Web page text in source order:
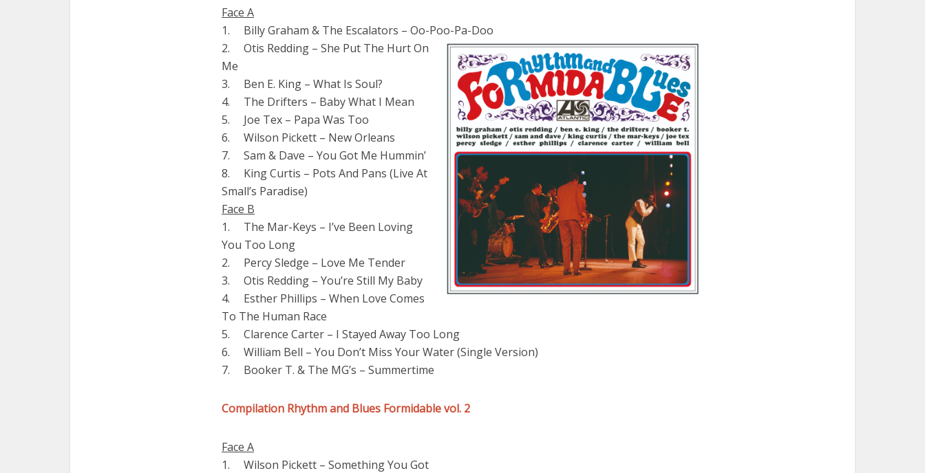
Face A
1. Billy Graham & The Escalators – Oo-Poo-Pa-Doo
2. Otis Redding – She Put The Hurt On
Me
3. Ben E. King – What Is Soul?
4. The Drifters – Baby What I Mean
5. Joe Tex – Papa Was Too
6. Wilson Pickett – New Orleans
7. Sam & Dave – You Got Me Hummin’
8. King Curtis – Pots And Pans (Live At
Small’s Paradise)
Face B
1. The Mar-Keys – I’ve Been Loving
You Too Long
2. Percy Sledge – Love Me Tender
3. Otis Redding – You’re Still My Baby
4. Esther Phillips – When Love Comes
To The Human Race
5. Clarence Carter – I Stayed Away Too Long
6. William Bell – You Don’t Miss Your Water (Single Version)
7. Booker T. & The MG’s – Summertime
Compilation Rhythm and Blues Formidable vol. 2
Face A
1. Wilson Pickett – Something You Got